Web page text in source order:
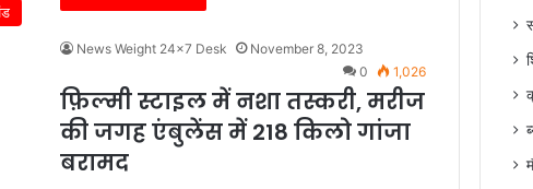
News Weight 24x7 Desk
November 8, 2023
0
1,026
फ़िल्मी स्टाइल में नशा तस्करी, मरीज
की जगह एंबुलेंस में 218 किलो गांजा
बरामद